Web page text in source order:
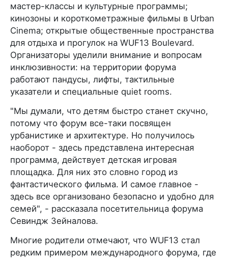
мастер-классы и культурные программы;
кинозоны и короткометражные фильмы в Urban
Cinema; открытые общественные пространства
для отдыха и прогулок на WUF13 Boulevard.
Организаторы уделили внимание и вопросам
инклюзивности: на территории форума
работают пандусы, лифты, тактильные
указатели и специальные quiet rooms.
"Мы думали, что детям быстро станет скучно,
потому что форум все-таки посвящен
урбанистике и архитектуре. Но получилось
наоборот - здесь представлена интересная
программа, действует детская игровая
площадка. Для них это словно город из
фантастического фильма. И самое главное -
здесь все организовано безопасно и удобно для
семей", - рассказала посетительница форума
Севиндж Зейналова.
Многие родители отмечают, что WUF13 стал
редким примером международного форума, где